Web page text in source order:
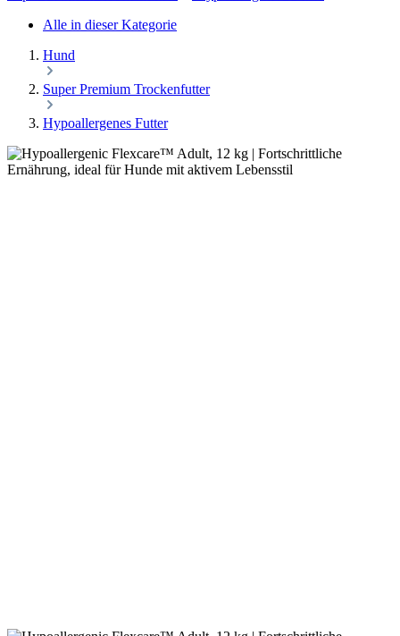
Alle in dieser Kategorie
Hund
Super Premium Trockenfutter
Hypoallergenes Futter